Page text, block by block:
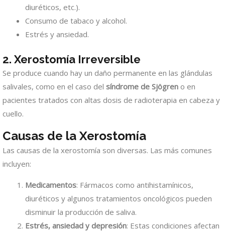
diuréticos, etc.).
Consumo de tabaco y alcohol.
Estrés y ansiedad.
2. Xerostomía Irreversible
Se produce cuando hay un daño permanente en las glándulas
salivales, como en el caso del síndrome de Sjögren o en
pacientes tratados con altas dosis de radioterapia en cabeza y
cuello.
Causas de la Xerostomía
Las causas de la xerostomía son diversas. Las más comunes
incluyen:
Medicamentos: Fármacos como antihistamínicos,
diuréticos y algunos tratamientos oncológicos pueden
disminuir la producción de saliva.
Estrés, ansiedad y depresión: Estas condiciones afectan